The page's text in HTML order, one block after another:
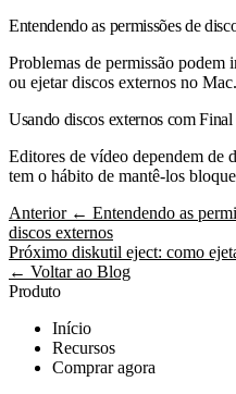
Entendendo as permissões de
Problemas de permissão podem
ou ejetar discos externos no
Usando discos externos com
Editores de vídeo dependem de
tem o hábito de mantê-los
Anterior ← Entendendo as
discos externos
Próximo diskutil eject: como
← Voltar ao Blog
Produto
Início
Recursos
Comprar agora